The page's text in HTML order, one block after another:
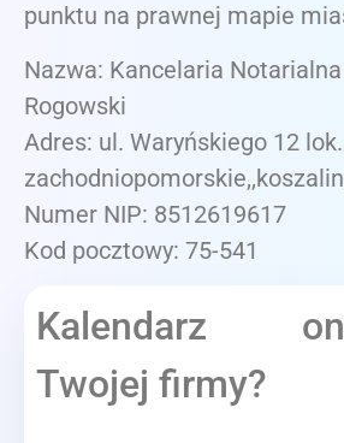
punktu na prawnej mapie
Nazwa: Kancelaria
Rogowski
Adres: ul. Waryńskiego 12 lok.
Numer NIP: 8512619617
Kod pocztowy: 75-541
Kalendarz
Twojej firmy?